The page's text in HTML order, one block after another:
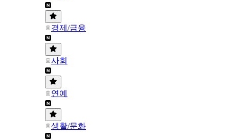
경제/금융
사회
연예
생활/문화